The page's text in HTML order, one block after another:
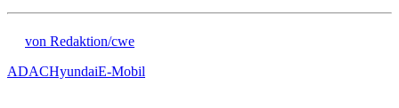
von Redaktion/cwe
ADACHyundaiE-Mobil